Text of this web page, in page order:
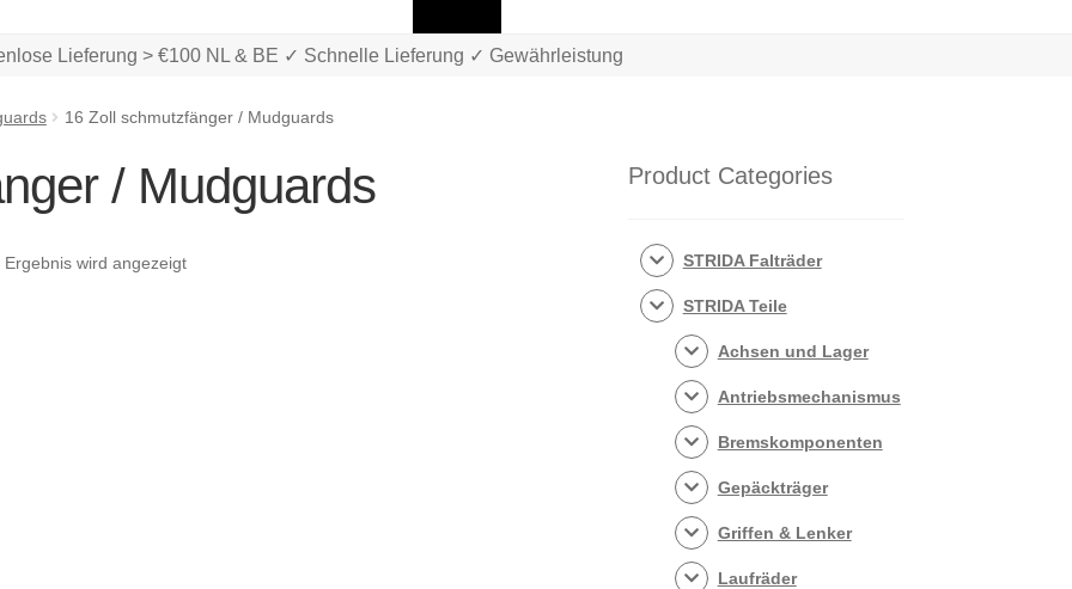
Lieferung > €100 NL & BE ✓ Schnelle Lieferung ✓ Gewährleistung
16 Zoll schmutzfänger / Mudguards
/ Mudguards
Ergebnis wird angezeigt
Product Categories
STRIDA Falträder
STRIDA Teile
Achsen und Lager
Antriebsmechanismus
Bremskomponenten
Gepäckträger
Griffen & Lenker
Laufräder